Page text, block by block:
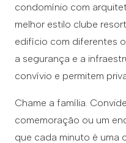
condomínio com
melhor estilo clube
edifício com diferentes
a segurança e a
convívio e permitem
Chame a família.
comemoração ou um
que cada minuto é uma